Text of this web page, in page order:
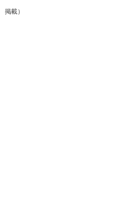
掲載）